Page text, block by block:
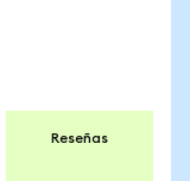
Reseñas